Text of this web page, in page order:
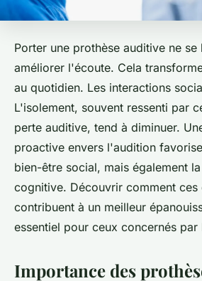
Porter une prothèse auditive ne se
améliorer l'écoute. Cela
au quotidien. Les interactions
L'isolement, souvent ressenti par
perte auditive, tend à diminuer.
proactive envers l'audition
bien-être social, mais également
cognitive. Découvrir comment
contribuent à un meilleur
essentiel pour ceux concernés
Importance des